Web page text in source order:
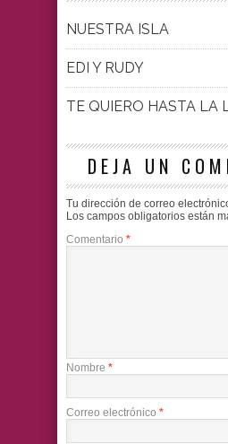
NUESTRA ISLA
EDI Y RUDY
TE QUIERO HASTA LA
DEJA UN
Tu dirección de correo
Los campos obligatorios están
Comentario *
Nombre *
Correo electrónico *